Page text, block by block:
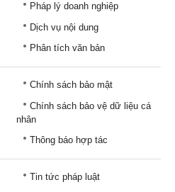
Pháp lý doanh nghiệp
Dịch vụ nội dung
Phân tích văn bản
Chính sách bảo mật
Chính sách bảo vệ dữ liệu cá
nhân
Thông báo hợp tác
Tin tức pháp luật